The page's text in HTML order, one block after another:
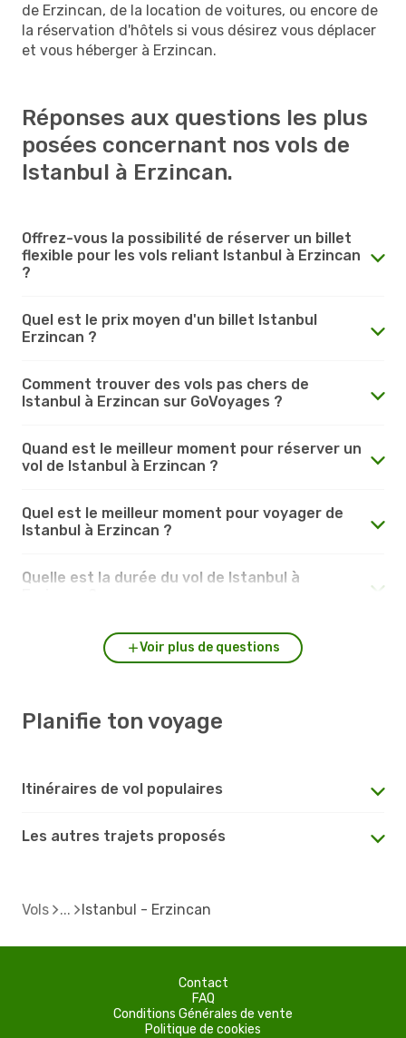
de Erzincan, de la location de voitures, ou encore de
la réservation d'hôtels si vous désirez vous déplacer
et vous héberger à Erzincan.
Réponses aux questions les plus
posées concernant nos vols de
Istanbul à Erzincan.
Offrez-vous la possibilité de réserver un billet
flexible pour les vols reliant Istanbul à Erzincan
?
Quel est le prix moyen d'un billet Istanbul
Erzincan ?
Comment trouver des vols pas chers de
Istanbul à Erzincan sur GoVoyages ?
Quand est le meilleur moment pour réserver un
vol de Istanbul à Erzincan ?
Quel est le meilleur moment pour voyager de
Istanbul à Erzincan ?
Quelle est la durée du vol de Istanbul à
Voir plus de questions
Planifie ton voyage
Itinéraires de vol populaires
Les autres trajets proposés
Vols Istanbul - Erzincan
Contact
FAQ
Conditions Générales de vente
Politique de cookies